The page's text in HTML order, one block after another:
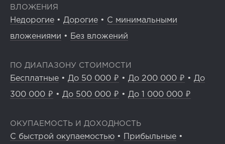
ВЛОЖЕНИЯ
Недорогие • Дорогие • С минимальными
вложениями • Без вложений
ПО ДИАПАЗОНУ СТОИМОСТИ
Бесплатные • До 50 000 ₽ • До 200 000 ₽ • До
300 000 ₽ • До 500 000 ₽ • До 1 000 000 ₽
ОКУПАЕМОСТЬ И ДОХОДНОСТЬ
С быстрой окупаемостью • Прибыльные •